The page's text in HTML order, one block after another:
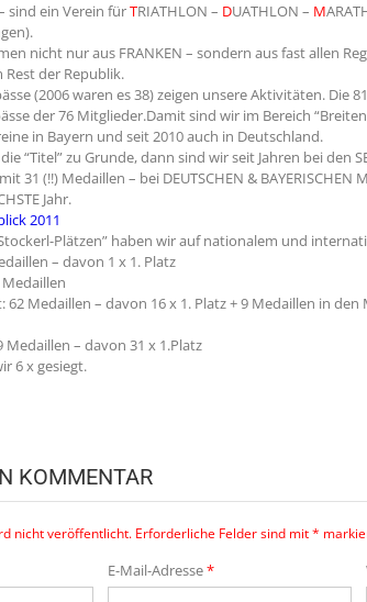
sind ein Verein fürTRIATHLON – DUATHLON – M
nicht nur aus FRANKEN – sondern aus fast allen
der Republik.
(2006 waren es 38) zeigen unsere Aktivitäten. Die
der 76 Mitglieder.Damit sind wir im Bereich
in Bayern und seit 2010 auch in Deutschland.
“Titel” zu Grunde, dann sind wir seit Jahren bei den
31 (!!) Medaillen – bei DEUTSCHEN &
Jahr.
2011
Plätzen” haben wir auf nationalem und
– davon 1 x 1. Platz
62 Medaillen – davon 16 x 1. Platz + 9 Medaillen in
Medaillen – davon 31 x 1.Platz
6 x gesiegt.
KOMMENTAR
nicht veröffentlicht. Erforderliche Felder sind mit*
E-Mail-Adresse*